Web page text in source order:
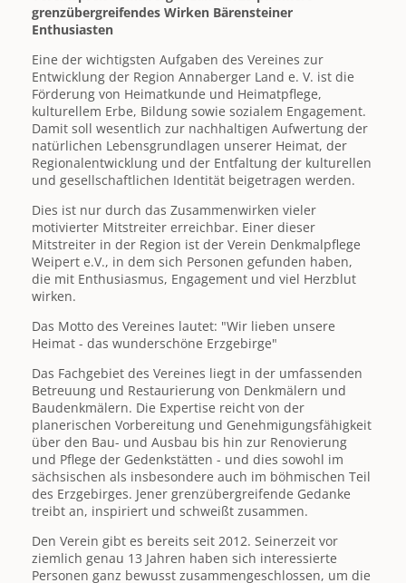
grenzübergreifendes Wirken Bärensteiner
Enthusiasten
Eine der wichtigsten Aufgaben des Vereines zur
Entwicklung der Region Annaberger Land e. V. ist die
Förderung von Heimatkunde und Heimatpflege,
kulturellem Erbe, Bildung sowie sozialem Engagement.
Damit soll wesentlich zur nachhaltigen Aufwertung der
natürlichen Lebensgrundlagen unserer Heimat, der
Regionalentwicklung und der Entfaltung der kulturellen
und gesellschaftlichen Identität beigetragen werden.
Dies ist nur durch das Zusammenwirken vieler
motivierter Mitstreiter erreichbar. Einer dieser
Mitstreiter in der Region ist der Verein Denkmalpflege
Weipert e.V., in dem sich Personen gefunden haben,
die mit Enthusiasmus, Engagement und viel Herzblut
wirken.
Das Motto des Vereines lautet: "Wir lieben unsere
Heimat - das wunderschöne Erzgebirge"
Das Fachgebiet des Vereines liegt in der umfassenden
Betreuung und Restaurierung von Denkmälern und
Baudenkmälern. Die Expertise reicht von der
planerischen Vorbereitung und Genehmigungsfähigkeit
über den Bau- und Ausbau bis hin zur Renovierung
und Pflege der Gedenkstätten - und dies sowohl im
sächsischen als insbesondere auch im böhmischen Teil
des Erzgebirges. Jener grenzübergreifende Gedanke
treibt an, inspiriert und schweißt zusammen.
Den Verein gibt es bereits seit 2012. Seinerzeit vor
ziemlich genau 13 Jahren haben sich interessierte
Personen ganz bewusst zusammengeschlossen, um die